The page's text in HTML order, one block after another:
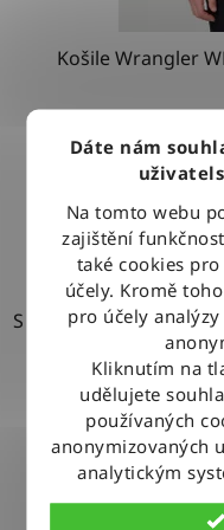
Dáte nám
Na tomto webu
zajištění
také cookies
účely. Kromě
pro účely
Kliknutím na
udělujete
používaných
anonymizovaných
analytickým
Košile Wrangler
S